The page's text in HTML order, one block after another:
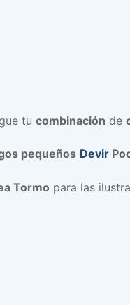
tu combinación de
pequeños Devir
Tormo para las